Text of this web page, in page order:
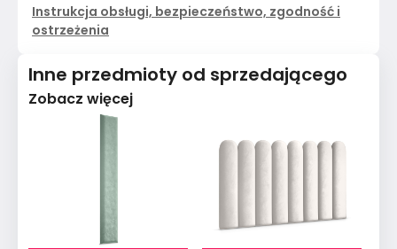
Instrukcja obsługi, bezpieczeństwo, zgodność i
ostrzeżenia
Inne przedmioty od sprzedającego
Zobacz więcej